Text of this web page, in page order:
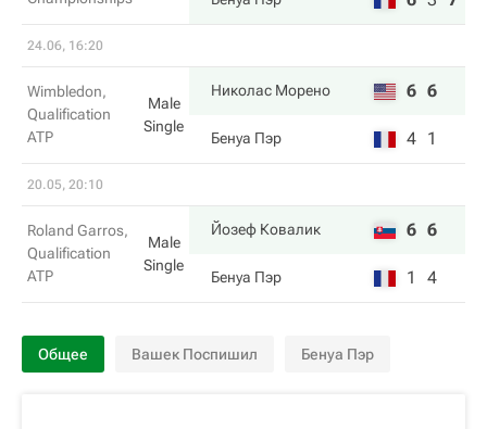
24.06, 16:20
Wimbledon,
Qualification
ATP
Male
Single
Николас Морено 6 6
Бенуа Пэр 4 1
20.05, 20:10
Roland Garros,
Qualification
ATP
Male
Single
Йозеф Ковалик 6 6
Бенуа Пэр 1 4
Общее Вашек Поспишил Бенуа Пэр